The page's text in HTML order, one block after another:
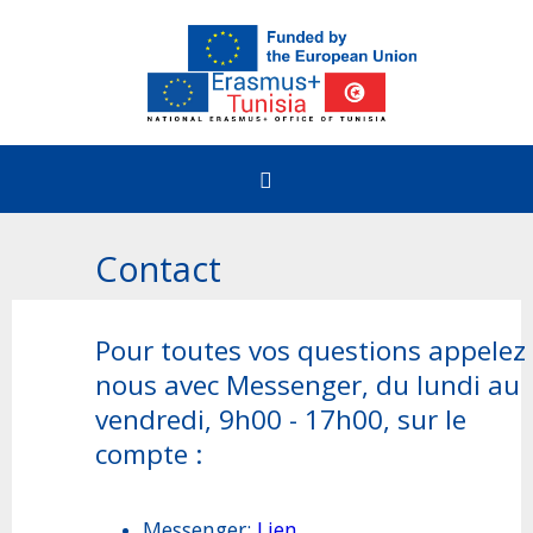
Etudiants
Enseignement Supérieur
Erasmus+ & Appels
Le programme Erasmus+
Appels ouverts pour la Tunisie
Contact
Pour toutes vos questions appelez
nous avec Messenger, du lundi au
vendredi, 9h00 - 17h00, sur le
compte :